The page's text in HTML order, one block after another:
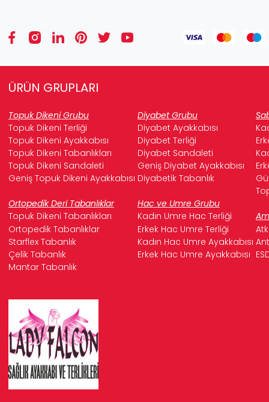
ÜRÜN GRUPLARI
Topuk Dikeni Grubu Diyabet Grubu
Topuk Dikeni Terliği
Diyabet Ayakkabısı
Topuk Dikeni Ayakkabısı
Diyabet Terliği
Topuk Dikeni Tabanlıkları
Diyabet Sandaleti
Topuk Dikeni Sandaleti
Geniş Diyabet Ayakkabısı
Geniş Topuk Dikeni Ayakkabısı Diyabetik Tabanlık
Ortopedik Deri Tabanlıklar
Hac ve Umre Grubu
Topuk Dikeni Tabanlıkları
Kadın Umre Hac Terliği
Ortopedik Tabanlıklar
Erkek Hac Umre Terliği
Starflex Tabanlık
Kadın Hac Umre Ayakkabısı
Çelik Tabanlık
Erkek Hac Umre Ayakkabısı
Mantar Tabanlık